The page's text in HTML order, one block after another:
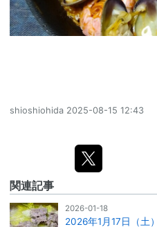
shioshiohida 2025-08-15 12:43
関連記事
2026-01-18
2026年1月17日（土